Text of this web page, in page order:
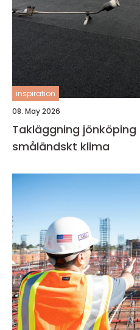
inspiration
08. May 2026
Takläggning jönköping trygga tak för
småländskt klima